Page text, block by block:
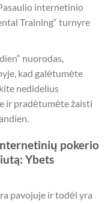
internetinio
Training“ turnyre
nuorodas,
kad galėtumėte
nedidelius
ir pradėtumėte žaisti
pokerio
Ybets
pavojuje ir todėl yra